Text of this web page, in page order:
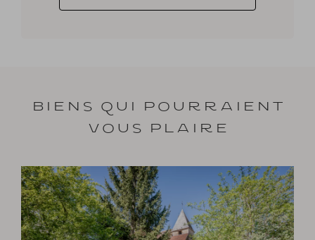
Biens qui pourraient
vous plaire